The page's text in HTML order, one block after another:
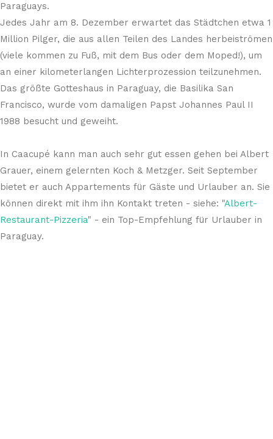
Paraguays.
Jedes Jahr am 8. Dezember erwartet das Städtchen etwa 1
Million Pilger, die aus allen Teilen des Landes herbeiströmen
(viele kommen zu Fuß, mit dem Bus oder dem Moped!), um
an einer kilometerlangen Lichterprozession teilzunehmen.
Das größte Gotteshaus in Paraguay, die Basilika San
Francisco, wurde vom damaligen Papst Johannes Paul II
1988 besucht und geweiht.
In Caacupé kann man auch sehr gut essen gehen bei Albert
Grauer, einem gelernten Koch & Metzger. Seit September
bietet er auch Appartements für Gäste und Urlauber an. Sie
können direkt mit ihm ihn Kontakt treten - siehe: "Albert-
Restaurant-Pizzeria" - ein Top-Empfehlung für Urlauber in
Paraguay.